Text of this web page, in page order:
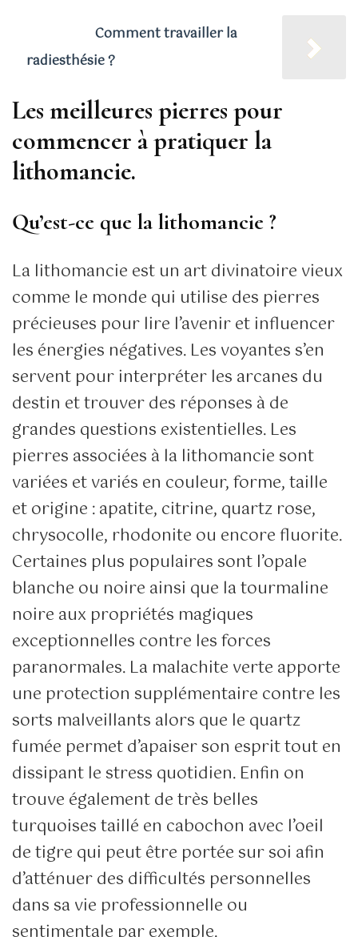
Comment travailler la
radiesthésie ?
Les meilleures pierres pour
commencer à pratiquer la
lithomancie.
Qu’est-ce que la lithomancie ?
La lithomancie est un art divinatoire vieux
comme le monde qui utilise des pierres
précieuses pour lire l’avenir et influencer
les énergies négatives. Les voyantes s’en
servent pour interpréter les arcanes du
destin et trouver des réponses à de
grandes questions existentielles. Les
pierres associées à la lithomancie sont
variées et variés en couleur, forme, taille
et origine : apatite, citrine, quartz rose,
chrysocolle, rhodonite ou encore fluorite.
Certaines plus populaires sont l’opale
blanche ou noire ainsi que la tourmaline
noire aux propriétés magiques
exceptionnelles contre les forces
paranormales. La malachite verte apporte
une protection supplémentaire contre les
sorts malveillants alors que le quartz
fumée permet d’apaiser son esprit tout en
dissipant le stress quotidien. Enfin on
trouve également de très belles
turquoises taillé en cabochon avec l’oeil
de tigre qui peut être portée sur soi afin
d’atténuer des difficultés personnelles
dans sa vie professionnelle ou